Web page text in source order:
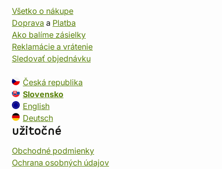
Všetko o nákupe
Doprava a Platba
Ako balíme zásielky
Reklamácie a vrátenie
Sledovať objednávku
Česká republika
Slovensko
English
Deutsch
užitočné
Obchodné podmienky
Ochrana osobných údajov